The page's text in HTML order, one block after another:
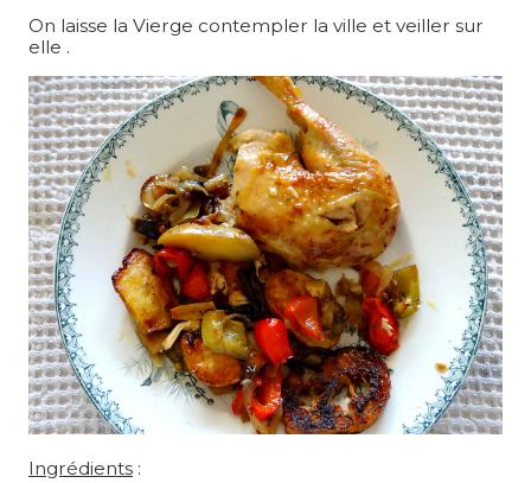
On laisse la Vierge contempler la ville et veiller sur
elle .
Ingrédients :